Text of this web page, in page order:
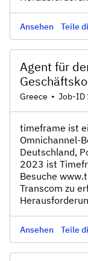
Ansehen Teile
Agent für
Greece • Job-ID
timeframe ist
Omnichannel-
Deutschland,
2023 ist
Besuche
Transcom zu
Ansehen Teile